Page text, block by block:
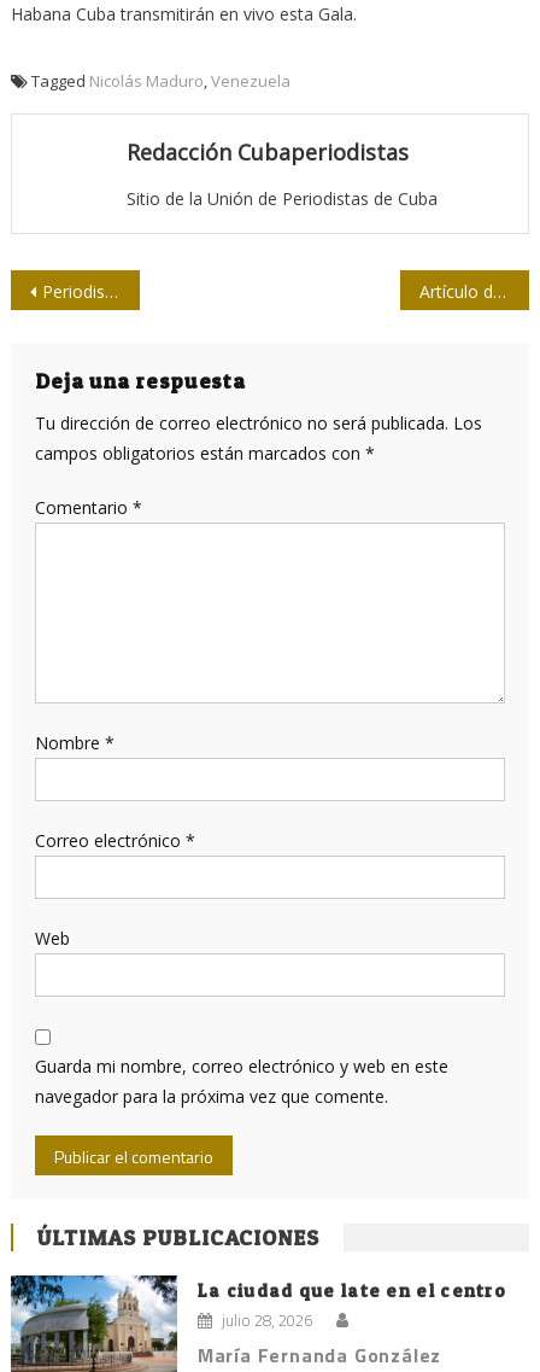
Habana Cuba transmitirán en vivo esta Gala.
Tagged Nicolás Maduro,Venezuela
Redacción Cubaperiodistas
Sitio de la Unión de Periodistas de Cuba
Navegación
entradas
Periodistas de Las Tunas recuerdan al líder histórico Artículo de Fidel: El cumpleaños
Deja una respuesta
Tu dirección de correo electrónico no será publicada. Los
campos obligatorios están marcados con *
Comentario *
Nombre *
Correo electrónico *
Web
Guarda mi nombre, correo electrónico y web en este
navegador para la próxima vez que comente.
ÚLTIMAS PUBLICACIONES
La ciudad que late en el centro
julio 28, 2026
María Fernanda González